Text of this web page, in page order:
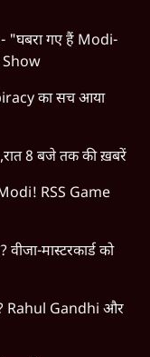
"घबरा गए हैं Modi-
का सच आया
8 बजे तक की ख़बरें
RSS Game
मास्टरकार्ड को
Rahul Gandhi और